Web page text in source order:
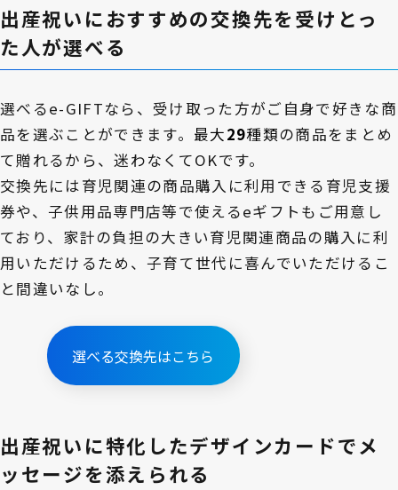
出産祝いにおすすめの交換先を受けとっ
た人が選べる
選べるe-GIFTなら、受け取った方がご自身で好きな商
品を選ぶことができます。 最大29種類の商品をまとめ
て贈れるから、迷わなくてOKです。
交換先には育児関連の商品購入に利用できる育児支援
券や、子供用品専門店等で使えるeギフトもご用意し
ており、家計の負担の大きい育児関連商品の購入に利
用いただけるため、子育て世代に喜んでいただけるこ
と間違いなし。
選べる交換先はこちら
出産祝いに特化したデザインカードでメ
ッセージを添えられる